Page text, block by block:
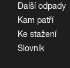
Další odpady
Kam patří
Ke stažení
Slovník